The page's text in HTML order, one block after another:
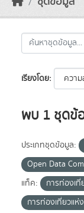
เรียงโดย
พบ 1 ชุดข้
ประเภทชุดข้อมูล:
Open Data
แท็ค:
การท่องเที่
การท่องเที่ยวแห่